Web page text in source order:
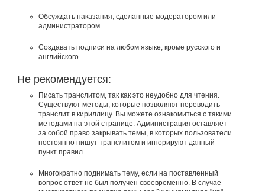
Обсуждать наказания, сделанные модератором или
администратором.
Создавать подписи на любом языке, кроме русского и
английского.
Не рекомендуется:
Писать транслитом, так как это неудобно для чтения.
Существуют методы, которые позволяют переводить
транслит в кириллицу. Вы можете ознакомиться с такими
методами на этой странице. Администрация оставляет
за собой право закрывать темы, в которых пользователи
постоянно пишут транслитом и игнорируют данный
пункт правил.
Многократно поднимать тему, если на поставленный
вопрос ответ не был получен своевременно. В случае